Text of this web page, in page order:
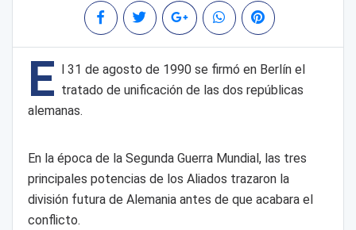
E l 31 de agosto de 1990 se firmó en Berlín el
tratado de unificación de las dos repúblicas
alemanas.
En la época de la Segunda Guerra Mundial, las tres
principales potencias de los Aliados trazaron la
división futura de Alemania antes de que acabara el
conflicto.